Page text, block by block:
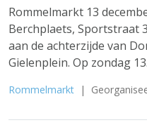
Rommelmarkt 13
Berchplaets, Sportstraat
aan de achterzijde van
Gielenplein. Op zondag
Rommelmarkt |